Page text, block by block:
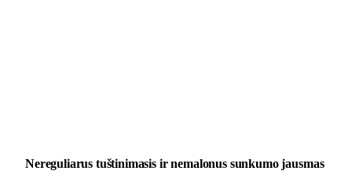
Nereguliarus tuštinimasis ir nemalonus sunkumo jausmas